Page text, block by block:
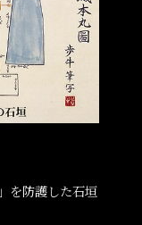
」を防護した石垣